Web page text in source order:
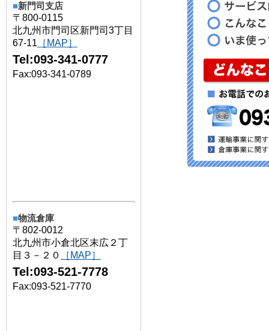
■新門司支店
〒800-0115
北九州市門司区新門司3丁目
67-11 ［MAP］
Tel:093-341-0777
Fax:093-341-0789
■物流倉庫
〒802-0012
北九州市小倉北区末広２丁
目３－２０
［MAP］
Tel:093-521-7778
Fax:093-521-7770